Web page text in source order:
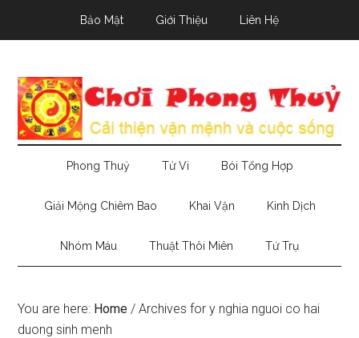
Bảo Mật Giới Thiệu Liên Hệ
Phong Thuỷ Tử Vi Bói Tổng Hợp
Giải Mộng Chiêm Bao Khai Vận Kinh Dịch
Nhóm Máu Thuật Thôi Miên Tứ Trụ
You are here: Home / Archives for y nghia nguoi co hai
duong sinh menh